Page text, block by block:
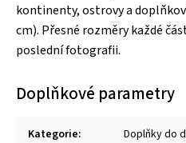
kontinenty, ostrovy a
cm). Přesné rozměry každé
poslední fotografii.
Doplňkové parametry
Kategorie: Doplňky do